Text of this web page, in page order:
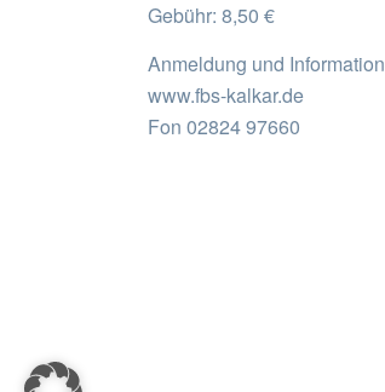
Gebühr: 8,50 €
Anmeldung und Information
www.fbs-kalkar.de
Fon 02824 97660